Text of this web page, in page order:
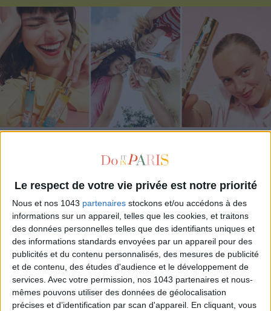
Le respect de votre vie privée est notre priorité
Nous et nos 1043 partenaires stockons et/ou accédons à des
informations sur un appareil, telles que les cookies, et traitons
des données personnelles telles que des identifiants uniques et
des informations standards envoyées par un appareil pour des
publicités et du contenu personnalisés, des mesures de publicité
et de contenu, des études d'audience et le développement de
services. Avec votre permission, nos 1043 partenaires et nous-
mêmes pouvons utiliser des données de géolocalisation
précises et d’identification par scan d'appareil. En cliquant, vous
TOUT CE QUE VOUS DEVEZ FAIRE À PARIS EN AOÛT